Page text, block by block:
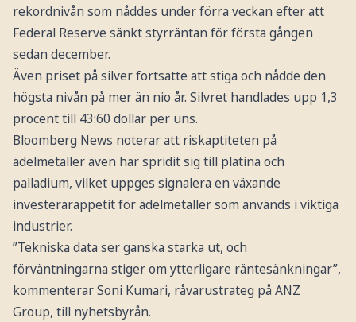
rekordnivån som nåddes under förra veckan efter att
Federal Reserve sänkt styrräntan för första gången
sedan december.
Även priset på silver fortsatte att stiga och nådde den
högsta nivån på mer än nio år. Silvret handlades upp 1,3
procent till 43:60 dollar per uns.
Bloomberg News noterar att riskaptiteten på
ädelmetaller även har spridit sig till platina och
palladium, vilket uppges signalera en växande
investerarappetit för ädelmetaller som används i viktiga
industrier.
”Tekniska data ser ganska starka ut, och
förväntningarna stiger om ytterligare räntesänkningar”,
kommenterar Soni Kumari, råvarustrateg på ANZ
Group, till nyhetsbyrån.